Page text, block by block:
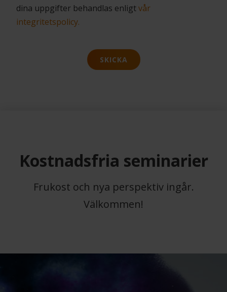
dina uppgifter behandlas enligtvår
integritetspolicy.
SKICKA
Kostnadsfria seminarier
Frukost och nya perspektiv ingår.
Välkommen!